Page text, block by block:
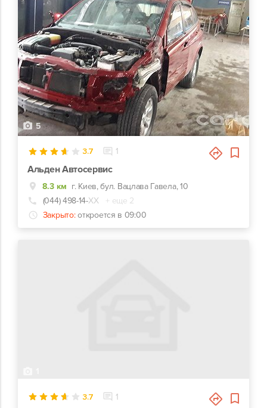
5
3.7 1
Альден Автосервис
8.3 км г. Киев, бул. Вацлава Гавела, 10
(044) 498-14-ХХ
+ еще 2
Закрыто: откроется в 09:00
3.7 1